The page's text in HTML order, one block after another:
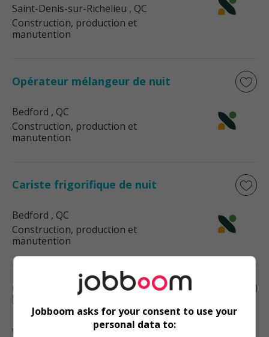
Saint-Denis-sur-Richelieu , QC
Construction, production et
manutention
Opérateur mélangeur de nuit
Bedford , QC
Construction, production et
manutention
Cariste frigorifique de nuit
Bedford , QC
Construction, production et
manutention
Cariste entrepôt frigorifique à
l'emballage de nuit
Canton Bedford
, QC
Jobboom asks for your consent to use your
personal data to: